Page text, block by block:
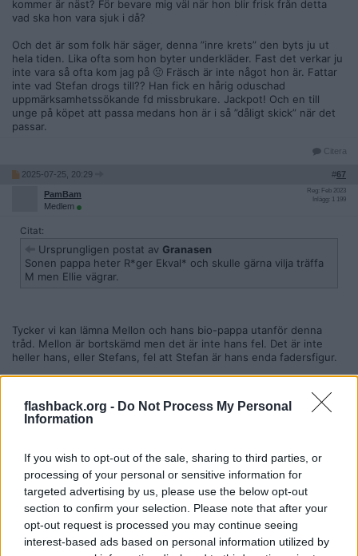
flashback.org - Do Not Process My Personal
Information
If you wish to opt-out of the sale, sharing to third parties, or
processing of your personal or sensitive information for
targeted advertising by us, please use the below opt-out
section to confirm your selection. Please note that after your
opt-out request is processed you may continue seeing
interest-based ads based on personal information utilized by
kommer är näst? För bevare mig väl när hon blir frisk från detta
vad ska hon vara sjuk i då?
Och det är som folk här säger, denna ”inre krets” den byts ju ut
hela tiden. Lika ofta som hon byter underkläder. Fast det verkar ju
inte vara så ofta kom jag på 🤢 Fräsch är inte något hon är. Fattar
inte vad Stefan drogs till?? Han fick en hårig oduschad
uppmärksamhetssökande fd missbrukare. Jackpot! Och en till
unge på köpet att passa medans hon är i så ”dåligt skick” när det
passar.
Citera
2025-07-25, 20:29 #67
PamBam
Medlem
Reg: Feb 2023
Inlägg: 1 199
Citat:
Ursprungligen postat av Granasen
Sonen pappa heter R*ger Ekval* och skulle gärna vilja träffa
M men Ellie vägrar.
Tycker vi kan lämna Mellon och hans bio-pappa utanför denna
tråd. Mellon är bortskämd men det är inte hans fel. Det är inte
heller hans, eller Stefans, fel att Stefan är hans enda fadersfigur.
Mellon har inget val och inte hennes vänner eller Stefan heller.
Tror att en del av vännernas obekvämhet är att hon filmar allt. Jag
hade inte heller känt mig bekväm om jag skulle hamna på Youtube
ärligt hur kan man ha en pågående konversation med någon som
filmar? Ellies fokus blir på att filma.
2025-07-25, 20:32
PamBam
Medlem
Inlägg: 1 199